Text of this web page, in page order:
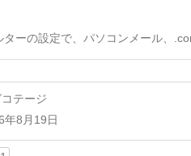
ーの設定で、パソコンメール、
コテージ
年8月19日